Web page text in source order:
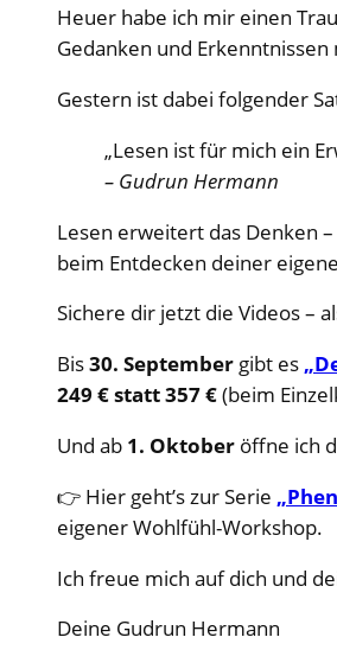
Heuer habe ich mir einen
Gedanken und
Gestern ist dabei folgender
„Lesen ist für mich ein
– Gudrun Hermann
Lesen erweitert das Denken
beim Entdecken deiner
Sichere dir jetzt die Videos –
Bis30. September gibt es
249 € statt 357 €(beim
Und ab 1. Oktober öffne ich
👉 Hier geht’s zur Serie
eigener Wohlfühl-Workshop.
Ich freue mich auf dich und
Deine Gudrun Hermann